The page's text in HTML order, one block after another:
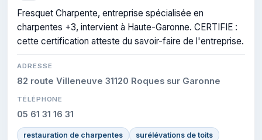
Fresquet Charpente, entreprise spécialisée en
charpentes +3, intervient à Haute-Garonne. CERTIFIE :
cette certification atteste du savoir-faire de l'entreprise.
ADRESSE
82 route Villeneuve 31120 Roques sur Garonne
TÉLÉPHONE
05 61 31 16 31
restauration de charpentes
surélévations de toits